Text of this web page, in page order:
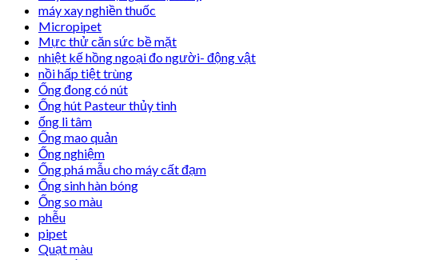
máy xay nghiền thuốc
Micropipet
Mực thử căn sức bề mặt
nhiệt kế hồng ngoại đo người- động vật
nồi hấp tiệt trùng
Ống đong có nút
Ống hút Pasteur thủy tinh
ống li tâm
Ống mao quản
Ống nghiệm
Ống phá mẫu cho máy cất đạm
Ống sinh hàn bóng
Ống so màu
phễu
pipet
Quạt màu